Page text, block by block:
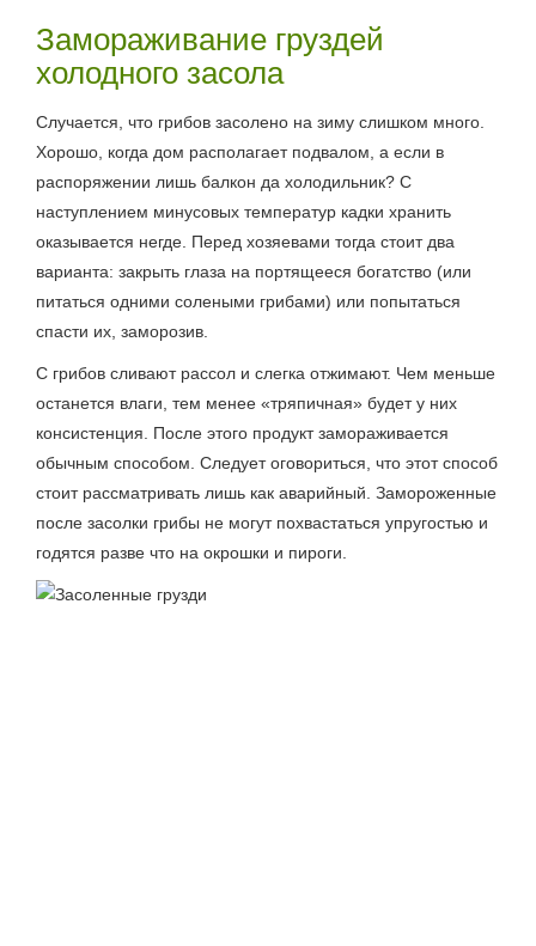
Замораживание груздей
холодного засола
Случается, что грибов засолено на зиму слишком много.
Хорошо, когда дом располагает подвалом, а если в
распоряжении лишь балкон да холодильник? С
наступлением минусовых температур кадки хранить
оказывается негде. Перед хозяевами тогда стоит два
варианта: закрыть глаза на портящееся богатство (или
питаться одними солеными грибами) или попытаться
спасти их, заморозив.
С грибов сливают рассол и слегка отжимают. Чем меньше
останется влаги, тем менее «тряпичная» будет у них
консистенция. После этого продукт замораживается
обычным способом. Следует оговориться, что этот способ
стоит рассматривать лишь как аварийный. Замороженные
после засолки грибы не могут похвастаться упругостью и
годятся разве что на окрошки и пироги.